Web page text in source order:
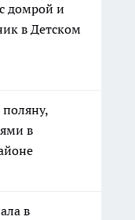
домрой и
в Детском
в
в